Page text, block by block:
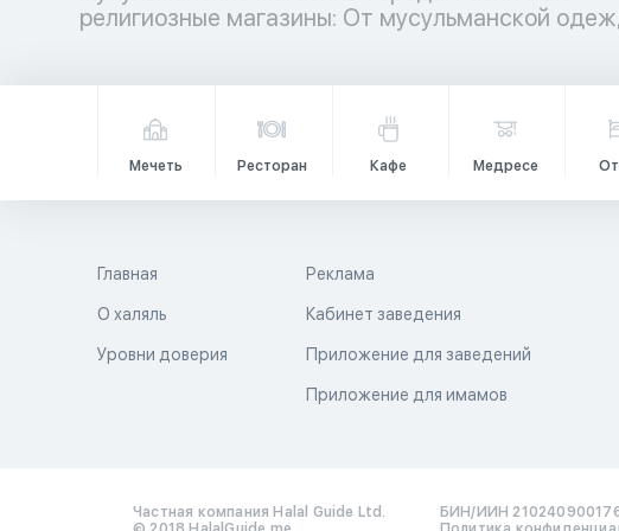
религиозные магазины: От мусульманской
Мечеть Ресторан Кафе Медресе
Главная
О халяль
Уровни доверия
Реклама
Кабинет заведения
Приложение для заведений
Приложение для имамов
Частная компания Halal Guide Ltd.
БИН/ИИН